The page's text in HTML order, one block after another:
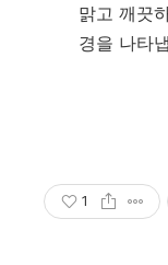
맑고 깨끗
경을 나타
1